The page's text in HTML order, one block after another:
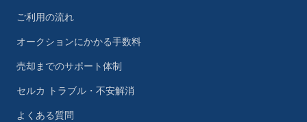
ご利用の流れ
オークションにかかる手数料
売却までのサポート体制
セルカ トラブル・不安解消
よくある質問